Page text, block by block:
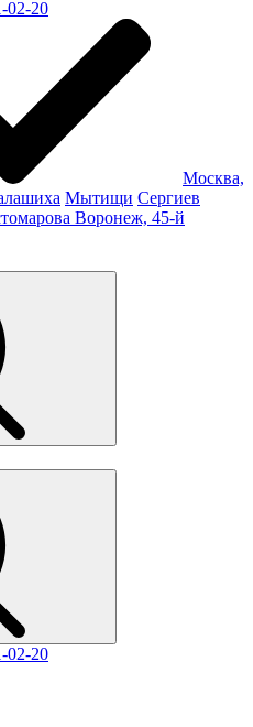
02-20
Москва,
Мытищи Сергиев
Воронеж, 45-й
02-20